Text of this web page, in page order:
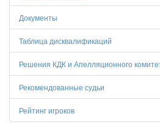
Документы
Таблица дисквалификаций
Решения КДК и Апелляционного
Рекомендованные судьи
Рейтинг игроков